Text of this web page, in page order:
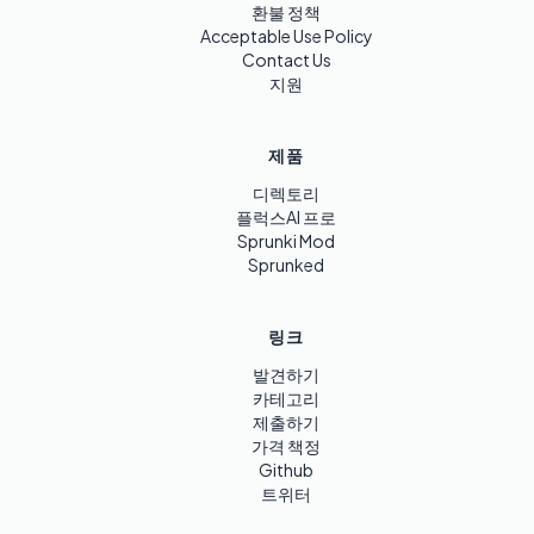
환불 정책
Acceptable Use Policy
Contact Us
지원
제품
디렉토리
플럭스AI 프로
Sprunki Mod
Sprunked
링크
발견하기
카테고리
제출하기
가격 책정
Github
트위터